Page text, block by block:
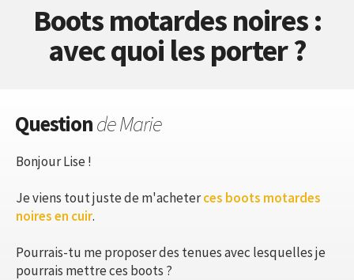
Boots motardes noires :
avec quoi les porter ?
Questionde Marie
Bonjour Lise !
Je viens tout juste de m'acheterces boots motardes
noires en cuir.
Pourrais-tu me proposer des tenues avec lesquelles je
pourrais mettre ces boots ?